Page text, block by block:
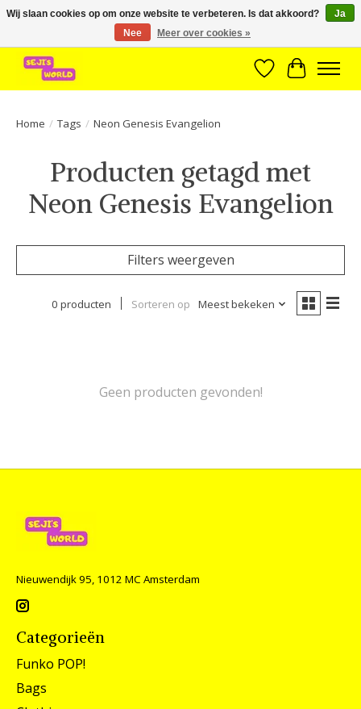
Brede assortiment direct leverbaar uit voorraad!
Verlanglijst
Home / Tags / Neon Genesis Evangelion
Producten getagd met
Neon Genesis Evangelion
Filters weergeven
0 producten Sorteren op Meest bekeken
Geen producten gevonden!
Nieuwendijk 95, 1012 MC Amsterdam
Categorieën
Funko POP!
Bags
Wij slaan cookies op om onze website te verbeteren. Is dat akkoord?
Ja
Nee
Meer over cookies »